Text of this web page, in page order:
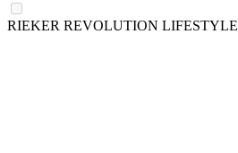
RIEKER REVOLUTION LIFESTYLE